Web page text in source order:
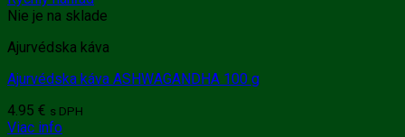
Nie je na sklade
Ajurvédska káva
Ajurvédska káva ASHWAGANDHA 100 g
4.95 € s DPH
Viac info